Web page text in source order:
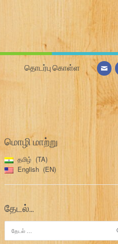
தொடர்பு கொள்ள
மொழி மாற்று
தமிழ்
TA
English
EN
தேடல்…
தேடு: